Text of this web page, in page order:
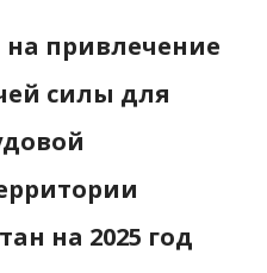
на привлечение
силы для
на 2025 год